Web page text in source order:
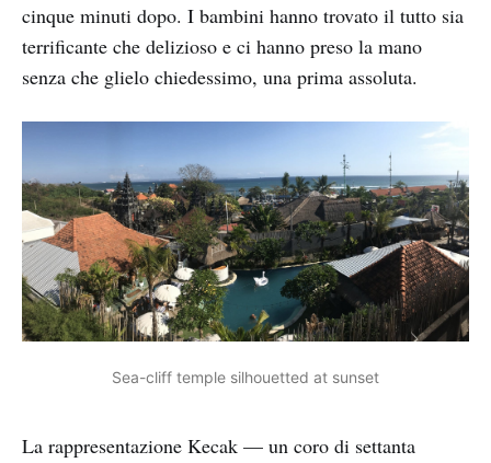
cinque minuti dopo. I bambini hanno trovato il tutto sia
terrificante che delizioso e ci hanno preso la mano
senza che glielo chiedessimo, una prima assoluta.
Sea-cliff temple silhouetted at sunset
La rappresentazione Kecak — un coro di settanta